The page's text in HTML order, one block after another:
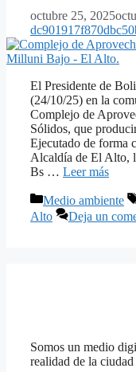
octubre 25, 2025
El Presidente de
(24/10/25) en la
Complejo de
Sólidos, que
Ejecutado de forma
Alcaldía de El Alto,
Bs … Leer más
Categorías
Medio ambiente
Alto
Deja un
Somos un medio
realidad de la